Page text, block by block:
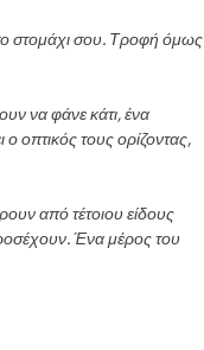
το στομάχι σου. Τροφή όμως
να φάνε κάτι, ένα
οπτικός τους ορίζοντας,
από τέτοιου είδους
Ένα μέρος του